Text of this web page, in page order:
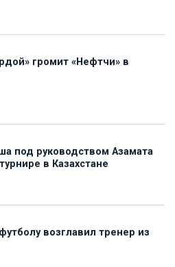
громит «Нефтчи» в
под руководством Азамата
в Казахстане
возглавил тренер из